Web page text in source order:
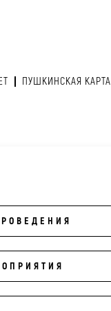
ПУШКИНСКАЯ КАРТА